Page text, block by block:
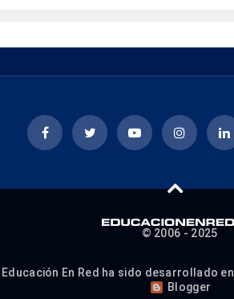
© 2006 - 2025
Educación En Red ha sido desarrollado en
Blogger